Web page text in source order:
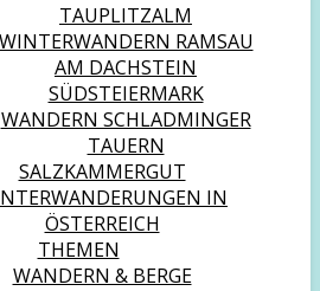
TAUPLITZALM
WINTERWANDERN RAMSAU
AM DACHSTEIN
SÜDSTEIERMARK
WANDERN SCHLADMINGER
TAUERN
SALZKAMMERGUT
IN
ÖSTERREICH
THEMEN
WANDERN & BERGE